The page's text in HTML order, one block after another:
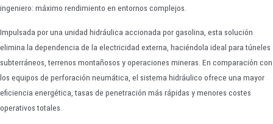
ingeniero: máximo rendimiento en entornos complejos.
Impulsada por una unidad hidráulica accionada por gasolina, esta solución
elimina la dependencia de la electricidad externa, haciéndola ideal para túneles
subterráneos, terrenos montañosos y operaciones mineras. En comparación con
los equipos de perforación neumática, el sistema hidráulico ofrece una mayor
eficiencia energética, tasas de penetración más rápidas y menores costes
operativos totales.